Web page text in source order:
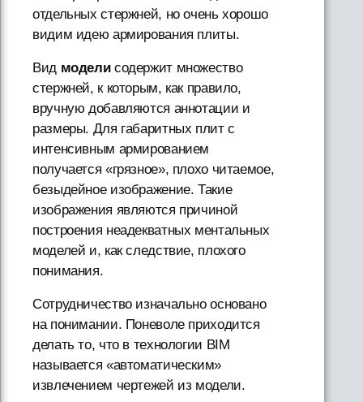
отдельных стержней, но очень хорошо
видим идею армирования плиты.
Вид моделисодержит множество
стержней, к которым, как правило,
вручную добавляются аннотации и
размеры. Для габаритных плит с
интенсивным армированием
получается «грязное», плохо читаемое,
безыдейное изображение. Такие
изображения являются причиной
построения неадекватных ментальных
моделей и, как следствие, плохого
понимания.
Сотрудничество изначально основано
на понимании. Поневоле приходится
делать то, что в технологии BIM
называется «автоматическим»
извлечением чертежей из модели.